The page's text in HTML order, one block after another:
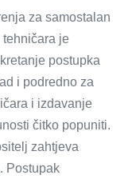
za samostalan
tehničara je
postupka
i podredno za
i izdavanje
čitko popuniti.
zahtjeva
Postupak